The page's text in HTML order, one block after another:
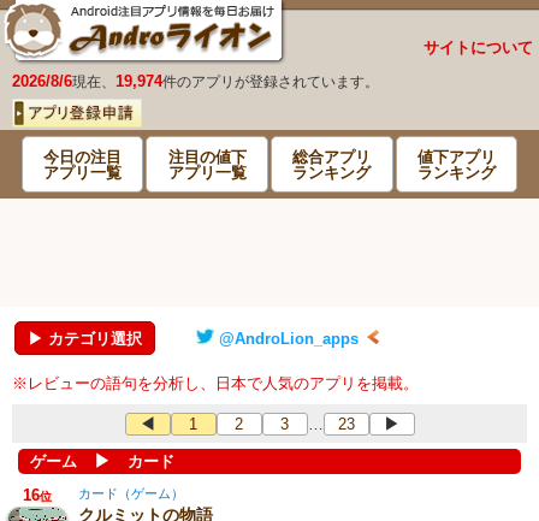
サイトについて
2026/8/6現在、 19,974件のアプリが登録されています。
今日の注目
アプリ一覧
注目の値下
アプリ一覧
総合アプリ
ランキング
値下アプリ
ランキング
▶ カテゴリ選択 @AndroLion_apps
※レビューの語句を分析し、日本で人気のアプリを掲載。
◀ 1 2 3 … 23 ▶
ゲーム ▶ カード
16位 カード（ゲーム）
クルミットの物語